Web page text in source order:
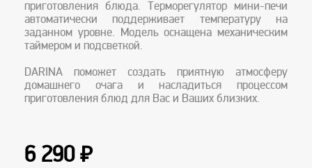
приготовления блюда. Терморегулятор мини-печи
автоматически поддерживает температуру на
заданном уровне. Модель оснащена механическим
таймером и подсветкой.
DARINA поможет создать приятную атмосферу
домашнего очага и насладиться процессом
приготовления блюд для Вас и Ваших близких.
6 290 ₽